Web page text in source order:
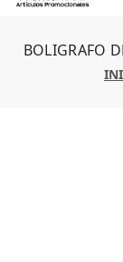
BOLIGRAFO